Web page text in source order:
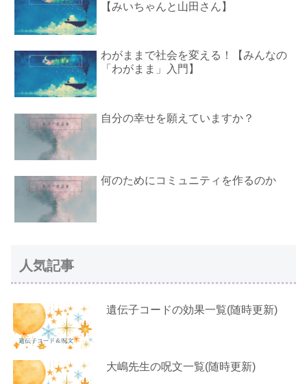
【みいちゃんと山田さん】
わがままで社会を変える！【みんなの
「わがまま」入門】
自分の幸せを願えていますか？
何のためにコミュニティを作るのか
人気記事
遺伝子コードの効果一覧(随時更新)
大嶋先生の呪文一覧(随時更新)